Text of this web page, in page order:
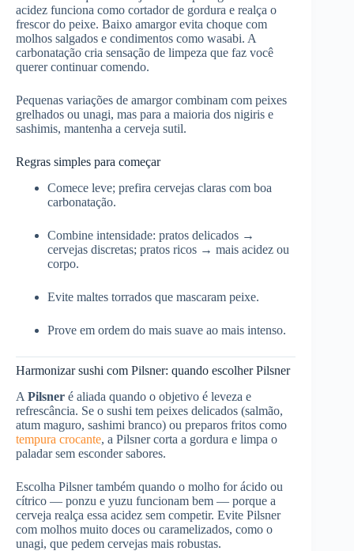
acidez funciona como cortador de gordura e realça o
frescor do peixe. Baixo amargor evita choque com
molhos salgados e condimentos como wasabi. A
carbonatação cria sensação de limpeza que faz você
querer continuar comendo.
Pequenas variações de amargor combinam com peixes
grelhados ou unagi, mas para a maioria dos nigiris e
sashimis, mantenha a cerveja sutil.
Regras simples para começar
Comece leve; prefira cervejas claras com boa
carbonatação.
Combine intensidade: pratos delicados →
cervejas discretas; pratos ricos → mais acidez ou
corpo.
Evite maltes torrados que mascaram peixe.
Prove em ordem do mais suave ao mais intenso.
Harmonizar sushi com Pilsner: quando escolher Pilsner
A Pilsner é aliada quando o objetivo é leveza e
refrescância. Se o sushi tem peixes delicados (salmão,
atum maguro, sashimi branco) ou preparos fritos como
tempura crocante, a Pilsner corta a gordura e limpa o
paladar sem esconder sabores.
Escolha Pilsner também quando o molho for ácido ou
cítrico — ponzu e yuzu funcionam bem — porque a
cerveja realça essa acidez sem competir. Evite Pilsner
com molhos muito doces ou caramelizados, como o
unagi, que pedem cervejas mais robustas.